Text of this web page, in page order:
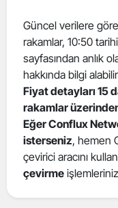
Güncel verilere göre
rakamlar, 10:50
sayfasından anlık
hakkında bilgi
Fiyat detayları 15
rakamlar
Eğer Conflux
isterseniz, hemen
çevirici aracını
çevirme